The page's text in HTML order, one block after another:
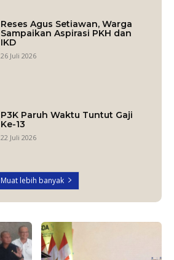
Reses Agus Setiawan, Warga
Sampaikan Aspirasi PKH dan
IKD
26 Juli 2026
P3K Paruh Waktu Tuntut Gaji
Ke-13
22 Juli 2026
Muat lebih banyak